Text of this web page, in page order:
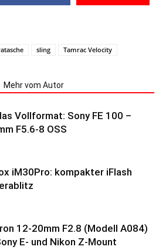
sling Tamrac Velocity
Mehr vom Autor
Vollformat: Sony FE 100 –
F5.6-8 OSS
iM30Pro: kompakter iFlash
12-20mm F2.8 (Modell A084)
E- und Nikon Z-Mount